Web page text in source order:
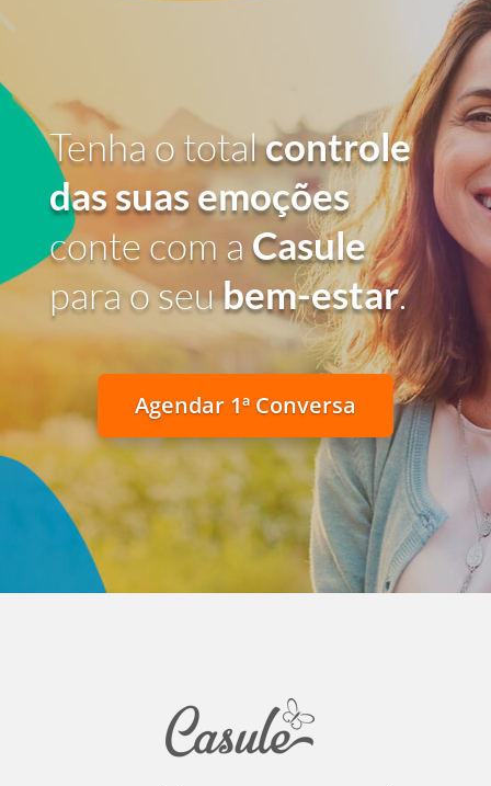
Tenha o totalcontrole
das suas emoções
conte com a Casule
para o seubem-estar.
Agendar 1ª Conversa